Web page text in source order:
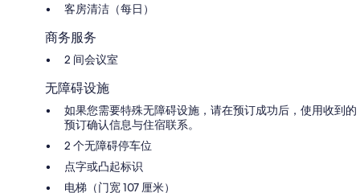
客房清洁（每日）
商务服务
2 间会议室
无障碍设施
如果您需要特殊无障碍设施，请在预订成功后，使用收到的
预订确认信息与住宿联系。
2 个无障碍停车位
点字或凸起标识
电梯（门宽 107 厘米）